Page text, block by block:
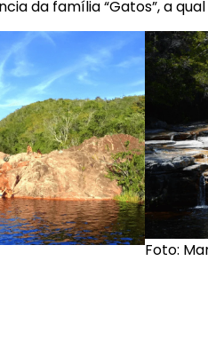
da família “Gatos”, a
Foto: